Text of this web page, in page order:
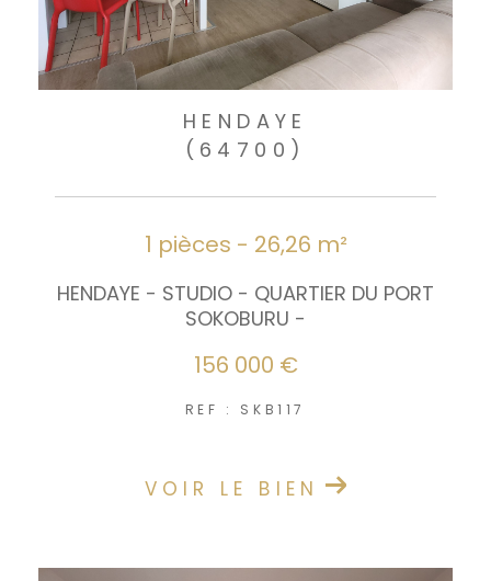
HENDAYE
(64700)
1 pièces - 26,26 m²
HENDAYE - STUDIO - QUARTIER DU PORT
SOKOBURU -
156 000 €
REF : SKB117
VOIR LE BIEN